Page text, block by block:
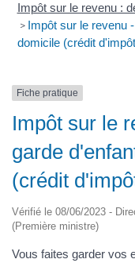
Impôt sur le revenu :
> Impôt sur le revenu
domicile (crédit
Fiche pratique
Impôt sur le
garde
(crédit
Vérifié le 08/06/2023 -
(Première ministre)
Vous faites garder vos